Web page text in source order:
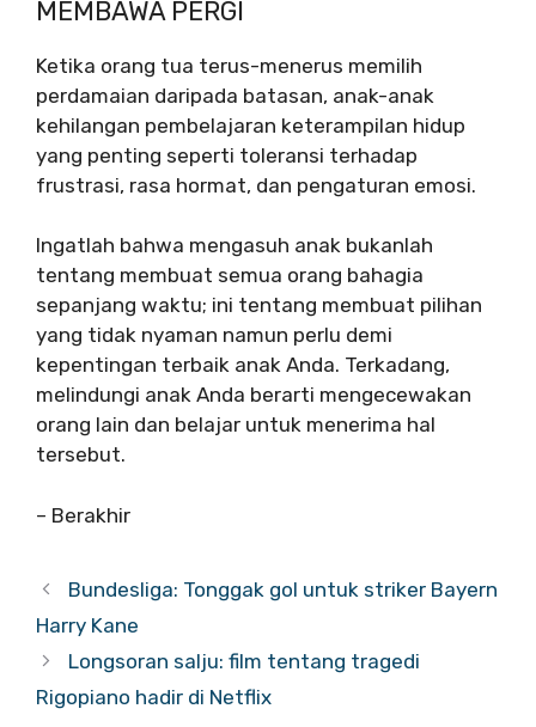
MEMBAWA PERGI
Ketika orang tua terus-menerus memilih
perdamaian daripada batasan, anak-anak
kehilangan pembelajaran keterampilan hidup
yang penting seperti toleransi terhadap
frustrasi, rasa hormat, dan pengaturan emosi.
Ingatlah bahwa mengasuh anak bukanlah
tentang membuat semua orang bahagia
sepanjang waktu; ini tentang membuat pilihan
yang tidak nyaman namun perlu demi
kepentingan terbaik anak Anda. Terkadang,
melindungi anak Anda berarti mengecewakan
orang lain dan belajar untuk menerima hal
tersebut.
– Berakhir
Bundesliga: Tonggak gol untuk striker Bayern
Harry Kane
Longsoran salju: film tentang tragedi
Rigopiano hadir di Netflix